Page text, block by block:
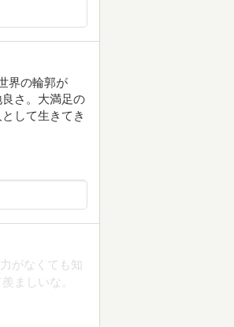
界の輪郭が
さ。大満足の
して生きてき
がなくても知
ましいな。